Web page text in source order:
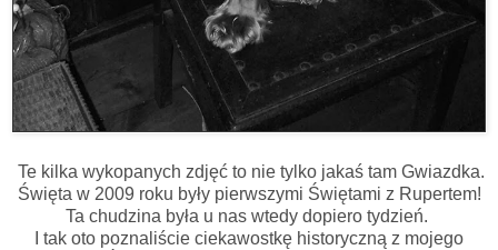
Te kilka wykopanych zdjęć to nie tylko jakaś tam Gwiazdka.
Święta w 2009 roku były pierwszymi Świętami z Rupertem!
Ta chudzina była u nas wtedy dopiero tydzień.
I tak oto poznaliście ciekawostkę historyczną z mojego